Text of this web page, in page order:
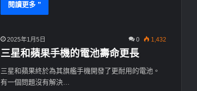
閱讀更多 ”
2025年1月5日 0 1,432
三星和蘋果手機的電池壽命更長
三星和蘋果終於為其旗艦手機開發了更耐用的電池。
有一個問題沒有解決…